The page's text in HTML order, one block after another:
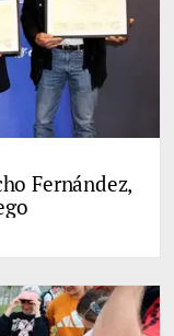
Fernández,